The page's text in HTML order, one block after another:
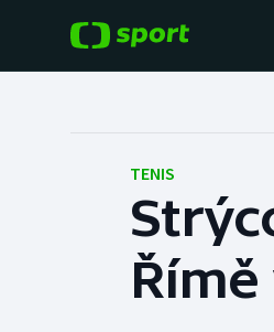
Hokej
Tenis
TENIS